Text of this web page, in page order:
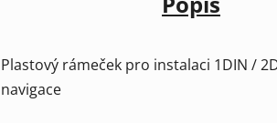
Plastový rámeček pro instalaci 1DIN /
navigace